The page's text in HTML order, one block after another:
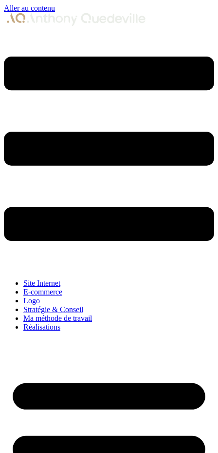
Aller au contenu
Site Internet
E-commerce
Logo
Stratégie & Conseil
Ma méthode de travail
Réalisations